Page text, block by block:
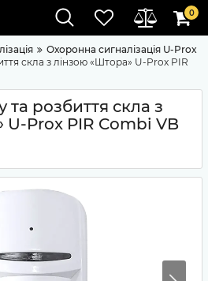
0
Охоронна сигналізація U-Prox
скла з лінзою «Штора» U-Prox PIR
та розбиття скла з
Prox PIR Combi VB